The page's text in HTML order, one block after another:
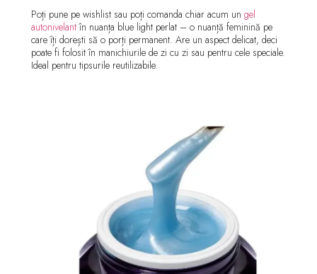
Poți pune pe wishlist sau poți comanda chiar acum ungel
autonivelantîn nuanța blue light perlat – o nuanță feminină pe
care îți dorești să o porți permanent. Are un aspect delicat, deci
poate fi folosit în manichiurile de zi cu zi sau pentru cele speciale.
Ideal pentru tipsurile reutilizabile.